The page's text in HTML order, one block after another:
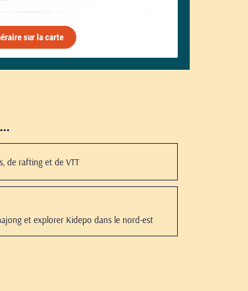
sur la carte
de rafting et de VTT
et explorer Kidepo dans le nord-est